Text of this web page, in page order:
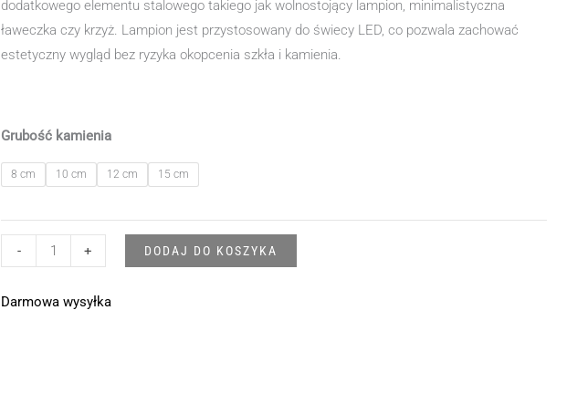
dodatkowego elementu stalowego takiego jak wolnostojący lampion, minimalistyczna
ławeczka czy krzyż. Lampion jest przystosowany do świecy LED, co pozwala zachować
estetyczny wygląd bez ryzyka okopcenia szkła i kamienia.
Grubość kamienia
8 cm 10 cm 12 cm 15 cm
-
Lampion
Inside
+ DODAJ DO KOSZYKA
Darmowa wysyłka